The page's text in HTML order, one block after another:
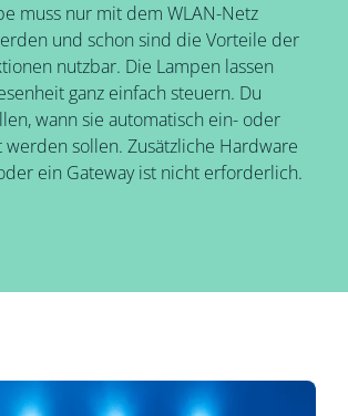
muss nur mit dem WLAN-Netz
und schon sind die Vorteile der
nutzbar. Die Lampen lassen
ganz einfach steuern. Du
wann sie automatisch ein- oder
werden sollen. Zusätzliche Hardware
ein Gateway ist nicht erforderlich.